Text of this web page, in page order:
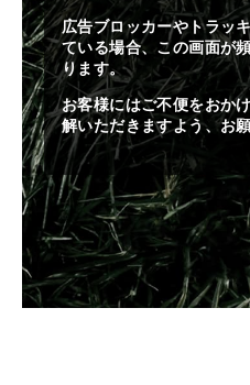
広告ブロッカーやトラッ
ている場合、この画面が
ります。
お客様にはご不便をおか
解いただきますよう、お